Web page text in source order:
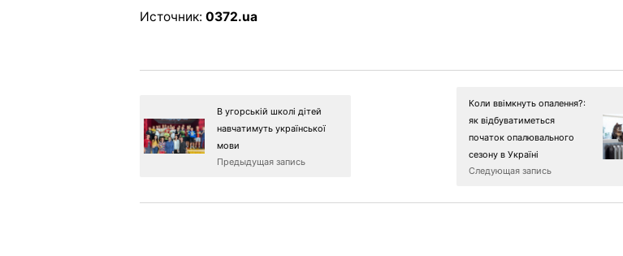
Источник: 0372.ua
В угорській школі дітей
навчатимуть української
мови
Предыдущая запись
Коли ввімкнуть опалення?:
як відбуватиметься
початок опалювального
сезону в Україні
Следующая запись